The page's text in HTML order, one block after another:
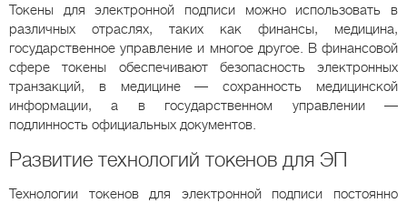
Токены для электронной подписи можно использовать в
различных отраслях, таких как финансы, медицина,
государственное управление и многое другое. В финансовой
сфере токены обеспечивают безопасность электронных
транзакций, в медицине — сохранность медицинской
информации, а в государственном управлении —
подлинность официальных документов.
Развитие технологий токенов для ЭП
Технологии токенов для электронной подписи постоянно